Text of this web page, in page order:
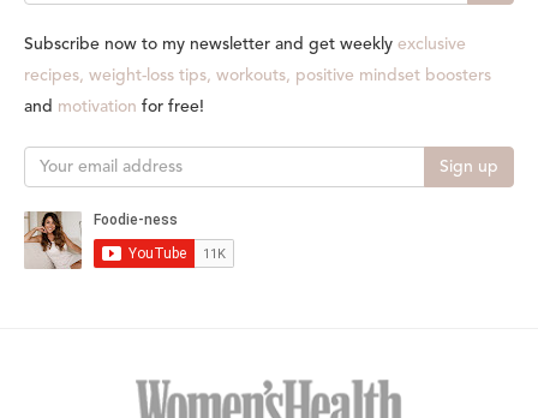
Subscribe now to my newsletter and get weekly exclusive
recipes, weight-loss tips, workouts, positive mindset boosters
and motivation for free!